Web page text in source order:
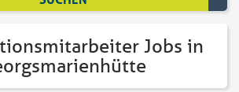
Jobs in